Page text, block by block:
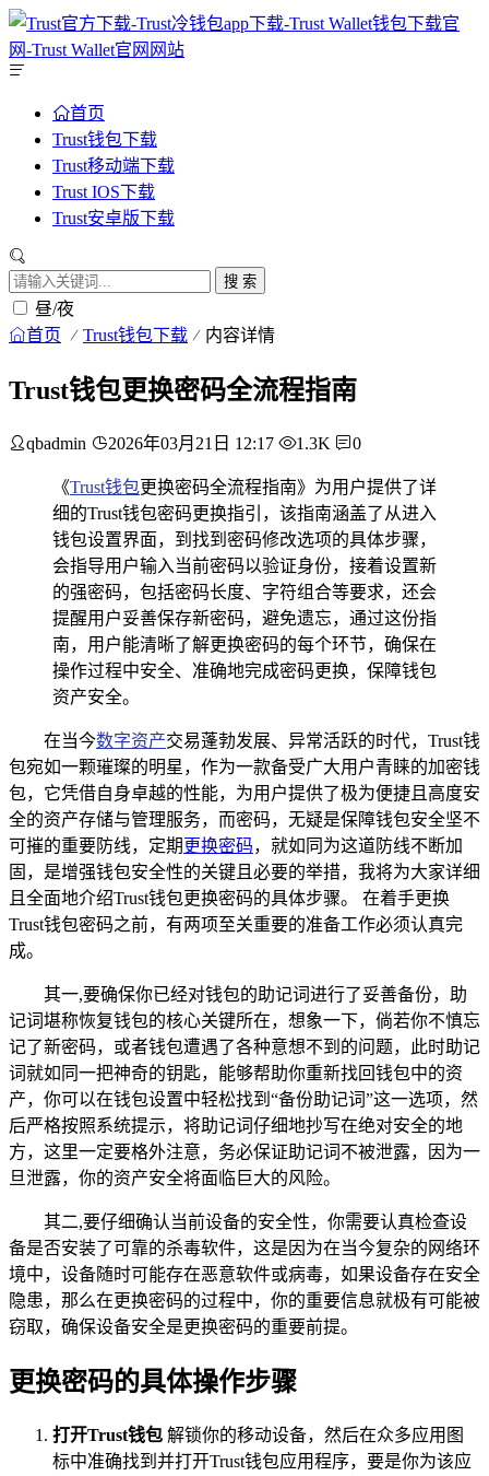
首页
Trust钱包下载
Trust移动端下载
Trust IOS下载
Trust安卓版下载
搜 索
昼/夜
首页 Trust钱包下载 内容详情
Trust钱包更换密码全流程指南
qbadmin 2026年03月21日 12:17 1.3K 0
《Trust钱包更换密码全流程指南》为用户提供了详
细的Trust钱包密码更换指引，该指南涵盖了从进入
钱包设置界面，到找到密码修改选项的具体步骤，
会指导用户输入当前密码以验证身份，接着设置新
的强密码，包括密码长度、字符组合等要求，还会
提醒用户妥善保存新密码，避免遗忘，通过这份指
南，用户能清晰了解更换密码的每个环节，确保在
操作过程中安全、准确地完成密码更换，保障钱包
资产安全。
在当今数字资产交易蓬勃发展、异常活跃的时代，Trust钱
包宛如一颗璀璨的明星，作为一款备受广大用户青睐的加密钱
包，它凭借自身卓越的性能，为用户提供了极为便捷且高度安
全的资产存储与管理服务，而密码，无疑是保障钱包安全坚不
可摧的重要防线，定期 更换密码，就如同为这道防线不断加
固，是增强钱包安全性的关键且必要的举措，我将为大家详细
且全面地介绍Trust钱包更换密码的具体步骤。 在着手更换
Trust钱包密码之前，有两项至关重要的准备工作必须认真完
成。
其一,要确保你已经对钱包的助记词进行了妥善备份，助
记词堪称恢复钱包的核心关键所在，想象一下，倘若你不慎忘
记了新密码，或者钱包遭遇了各种意想不到的问题，此时助记
词就如同一把神奇的钥匙，能够帮助你重新找回钱包中的资
产，你可以在钱包设置中轻松找到“备份助记词”这一选项，然
后严格按照系统提示，将助记词仔细地抄写在绝对安全的地
方，这里一定要格外注意，务必保证助记词不被泄露，因为一
旦泄露，你的资产安全将面临巨大的风险。
其二,要仔细确认当前设备的安全性，你需要认真检查设
备是否安装了可靠的杀毒软件，这是因为在当今复杂的网络环
境中，设备随时可能存在恶意软件或病毒，如果设备存在安全
隐患，那么在更换密码的过程中，你的重要信息就极有可能被
窃取，确保设备安全是更换密码的重要前提。
更换密码的具体操作步骤
打开Trust钱包 解锁你的移动设备，然后在众多应用图
标中准确找到并打开Trust钱包应用程序，要是你为该应